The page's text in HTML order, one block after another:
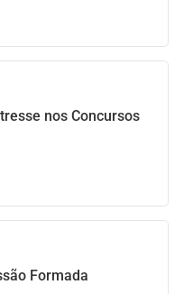
nos Concursos
Formada